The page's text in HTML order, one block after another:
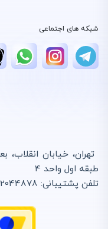
لیموتکس
انتشار : 1405/03/11
بخشنامه جدید
انتشار : 1405/03/07
شبکه های اجتماعی
تهران، خیابان انقلاب،
طبقه اول واحد 4
تلفن پشتیبانی: 09422044878 - 09390126376 - 09122411741